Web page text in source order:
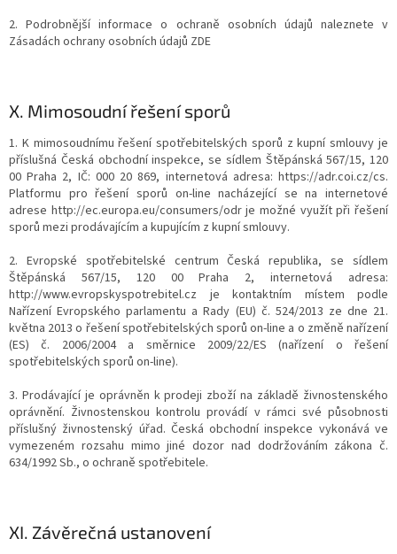
2. Podrobnější informace o ochraně osobních údajů naleznete v
Zásadách ochrany osobních údajů ZDE
X. Mimosoudní řešení sporů
1. K mimosoudnímu řešení spotřebitelských sporů z kupní smlouvy je
příslušná Česká obchodní inspekce, se sídlem Štěpánská 567/15, 120
00 Praha 2, IČ: 000 20 869, internetová adresa: https://adr.coi.cz/cs.
Platformu pro řešení sporů on-line nacházející se na internetové
adrese http://ec.europa.eu/consumers/odr je možné využít při řešení
sporů mezi prodávajícím a kupujícím z kupní smlouvy.
2. Evropské spotřebitelské centrum Česká republika, se sídlem
Štěpánská 567/15, 120 00 Praha 2, internetová adresa:
http://www.evropskyspotrebitel.cz je kontaktním místem podle
Nařízení Evropského parlamentu a Rady (EU) č. 524/2013 ze dne 21.
května 2013 o řešení spotřebitelských sporů on-line a o změně nařízení
(ES) č. 2006/2004 a směrnice 2009/22/ES (nařízení o řešení
spotřebitelských sporů on-line).
3. Prodávající je oprávněn k prodeji zboží na základě živnostenského
oprávnění. Živnostenskou kontrolu provádí v rámci své působnosti
příslušný živnostenský úřad. Česká obchodní inspekce vykonává ve
vymezeném rozsahu mimo jiné dozor nad dodržováním zákona č.
634/1992 Sb., o ochraně spotřebitele.
XI. Závěrečná ustanovení